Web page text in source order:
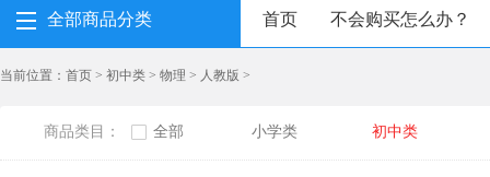
全部商品分类 首页 不会购买怎么办？
当前位置： 首页 > 初中类 > 物理 > 人教版 >
商品类目： 全部 小学类 初中类